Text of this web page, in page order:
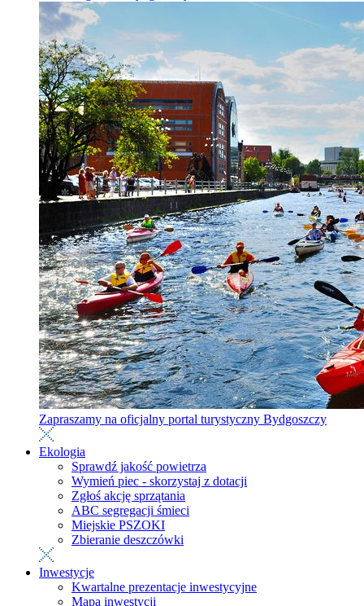
Zapraszamy na oficjalny portal turystyczny Bydgoszczy
Ekologia
Sprawdź jakość powietrza
Wymień piec - skorzystaj z dotacji
Zgłoś akcję sprzątania
ABC segregacji śmieci
Miejskie PSZOKI
Zbieranie deszczówki
Inwestycje
Kwartalne prezentacje inwestycyjne
Mapa inwestycji